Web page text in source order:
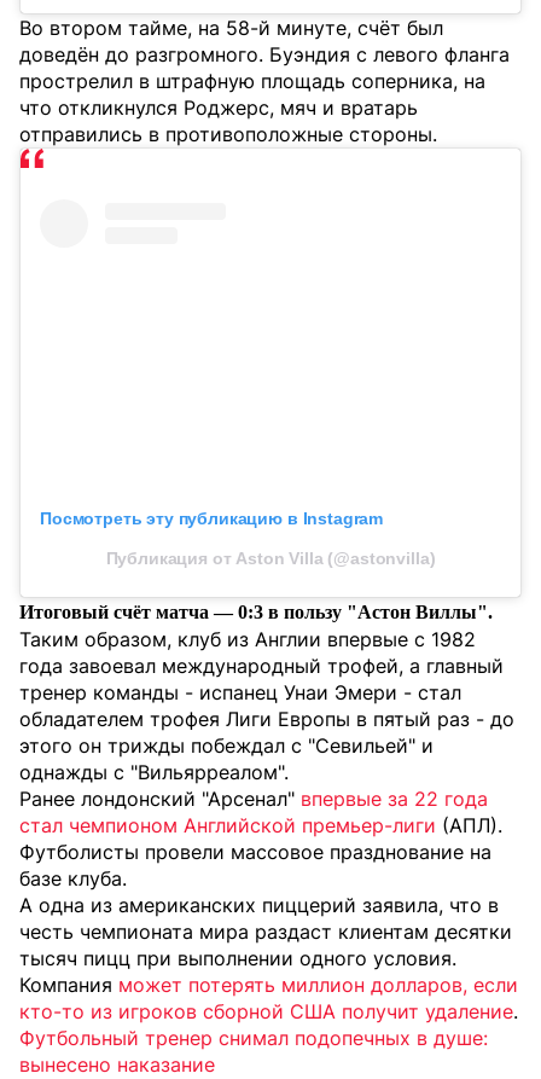
Во втором тайме, на 58-й минуте, счёт был
доведён до разгромного. Буэндия с левого фланга
прострелил в штрафную площадь соперника, на
что откликнулся Роджерс, мяч и вратарь
отправились в противоположные стороны.
Посмотреть эту публикацию в Instagram
Публикация от Aston Villa (@astonvilla)
Итоговый счёт матча — 0:3 в пользу "Астон Виллы".
Таким образом, клуб из Англии впервые с 1982
года завоевал международный трофей, а главный
тренер команды - испанец Унаи Эмери - стал
обладателем трофея Лиги Европы в пятый раз - до
этого он трижды побеждал с "Севильей" и
однажды с "Вильярреалом".
Ранее лондонский "Арсенал" впервые за 22 года
стал чемпионом Английской премьер-лиги (АПЛ).
Футболисты провели массовое празднование на
базе клуба.
А одна из американских пиццерий заявила, что в
честь чемпионата мира раздаст клиентам десятки
тысяч пицц при выполнении одного условия.
Компания может потерять миллион долларов, если
кто-то из игроков сборной США получит удаление.
Футбольный тренер снимал подопечных в душе:
вынесено наказание